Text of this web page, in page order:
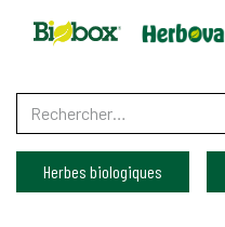
Herbes biologiques